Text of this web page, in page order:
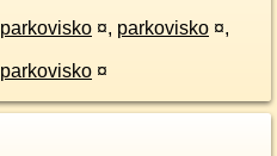
parkovisko ¤, parkovisko ¤,
parkovisko ¤